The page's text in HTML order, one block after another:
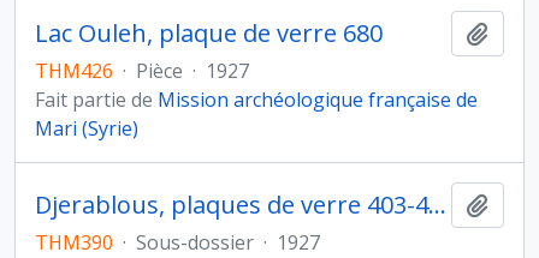
Lac Ouleh, plaque de verre 680
THM426 · Pièce · 1927
Fait partie de Mission archéologique française de
Mari (Syrie)
Djerablous, plaques de verre 403-404
THM390 · Sous-dossier · 1927